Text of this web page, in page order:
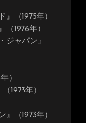
』（1975年）
（1976年）
ジャパン』
）
1973年）
』（1973年）